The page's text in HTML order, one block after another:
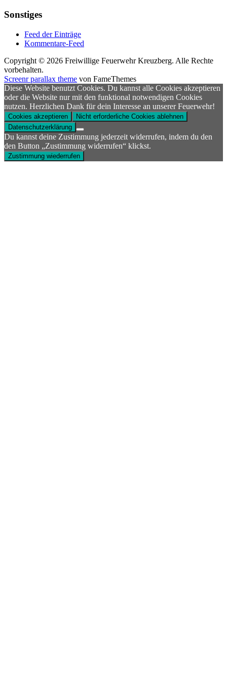
Sonstiges
Feed der Einträge
Kommentare-Feed
Copyright © 2026 Freiwillige Feuerwehr Kreuzberg. Alle Rechte
vorbehalten.
Screenr parallax theme von FameThemes
Diese Website benutzt Cookies. Du kannst alle Cookies akzeptieren
oder die Website nur mit den funktional notwendigen Cookies
nutzen. Herzlichen Dank für dein Interesse an unserer Feuerwehr!
Cookies akzeptieren
Nicht erforderliche Cookies ablehnen
Datenschutzerklärung
Du kannst deine Zustimmung jederzeit widerrufen, indem du den
den Button „Zustimmung widerrufen“ klickst.
Zustimmung wiederrufen